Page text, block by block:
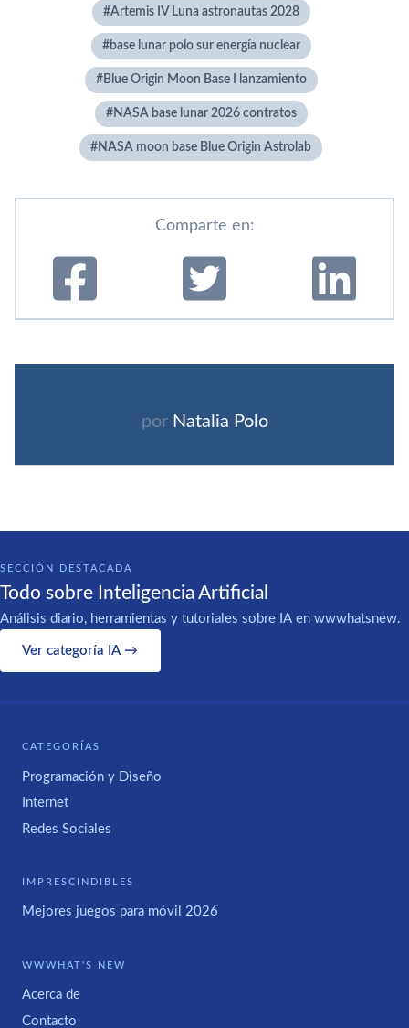
Artemis IV Luna astronautas 2028
base lunar polo sur energía nuclear
Blue Origin Moon Base I lanzamiento
NASA base lunar 2026 contratos
NASA moon base Blue Origin Astrolab
Comparte en:
por Natalia Polo
SECCIÓN DESTACADA
Todo sobre Inteligencia Artificial
Análisis diario, herramientas y tutoriales sobre IA en wwwhatsnew.
Ver categoría IA →
CATEGORÍAS
Programación y Diseño
Internet
Redes Sociales
IMPRESCINDIBLES
Mejores juegos para móvil 2026
WWWHAT'S NEW
Acerca de
Contacto